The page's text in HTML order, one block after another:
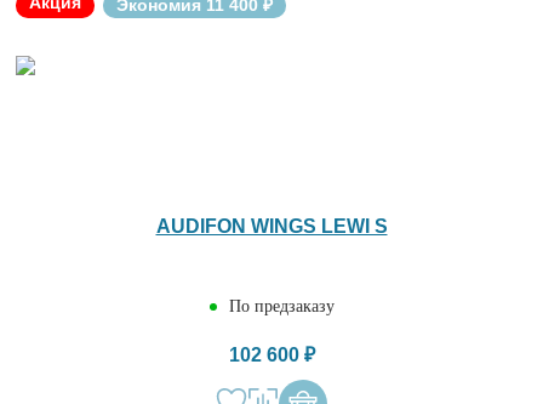
Экономия 11 400 ₽
AUDIFON WINGS LEWI S
По предзаказу
102 600 ₽